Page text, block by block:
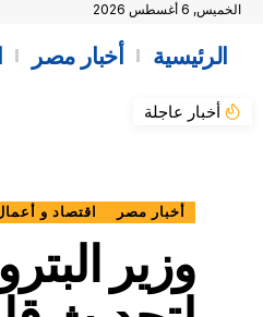
الخميس, 6 أغسطس 2026
الرئيسية أخبار مصر
أخبار عاجلة
أخبار مصر اقتصاد و
وزير